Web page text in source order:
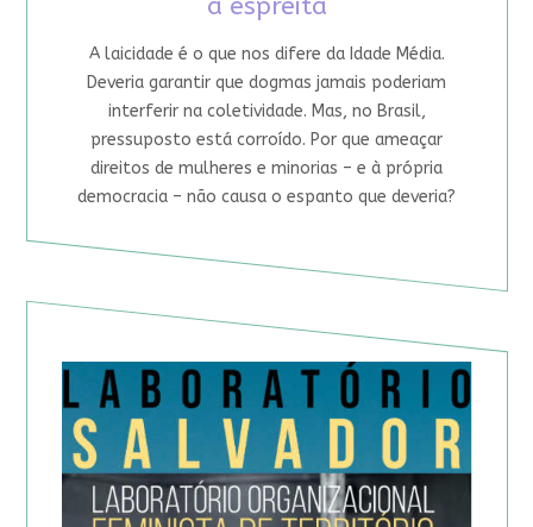
à espreita
A laicidade é o que nos difere da Idade Média.
Deveria garantir que dogmas jamais poderiam
interferir na coletividade. Mas, no Brasil,
pressuposto está corroído. Por que ameaçar
direitos de mulheres e minorias – e à própria
democracia – não causa o espanto que deveria?